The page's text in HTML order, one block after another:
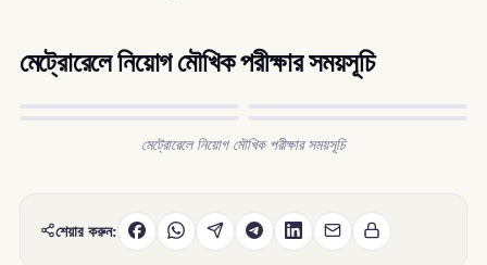
মেট্রোরেলে নিয়োগ মৌখিক পরীক্ষার সময়সূচি
মেট্রোরেলে নিয়োগ মৌখিক পরীক্ষার সময়সূচি
শেয়ার করুন: